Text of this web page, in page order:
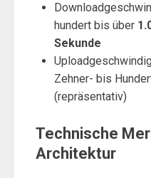
hundert bis über
Sekunde
Zehner- bis
(repräsentativ)
Technische
Architektur